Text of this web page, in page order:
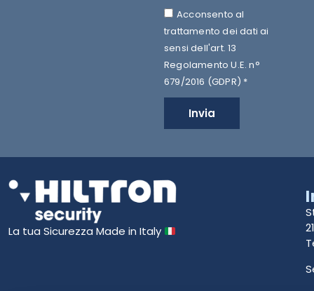
Acconsento al
trattamento dei dati ai
sensi dell'art. 13
Regolamento U.E. n°
679/2016 (GDPR) *
Invia
La tua Sicurezza Made in Italy